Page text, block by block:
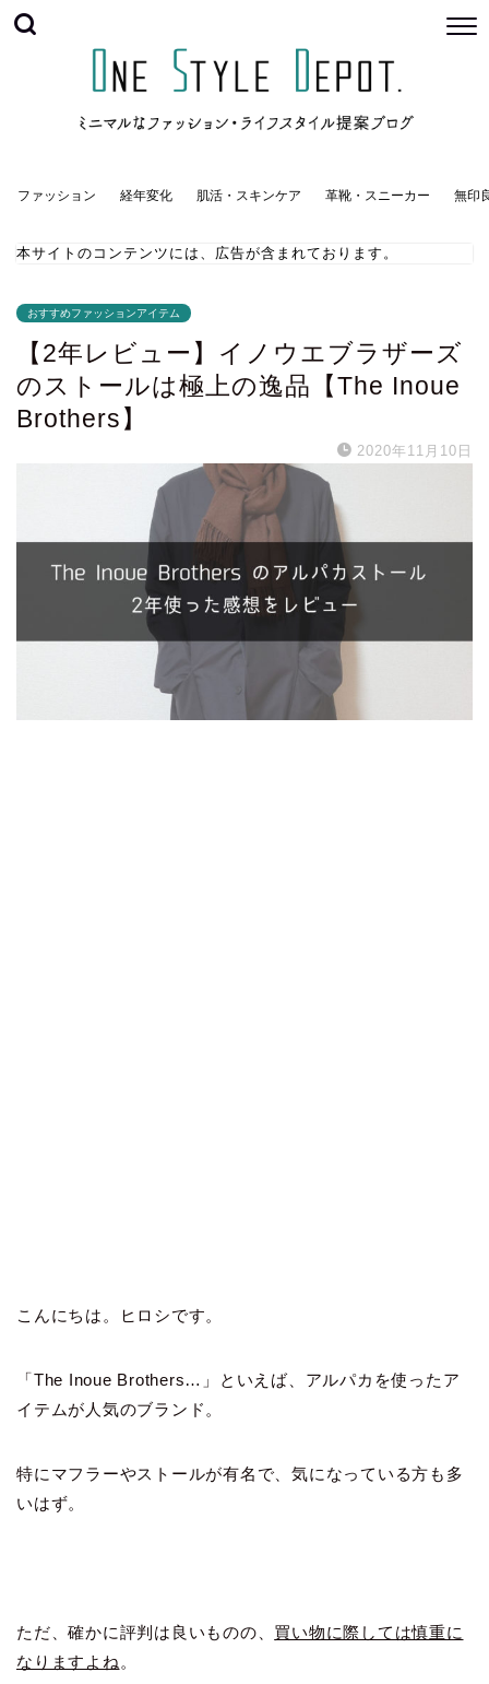
ファッション 経年変化 肌活・スキンケア 革靴・スニーカー 無印
本サイトのコンテンツには、広告が含まれております。
おすすめファッションアイテム
【2年レビュー】イノウエブラザーズ
のストールは極上の逸品【The Inoue
Brothers】
2020年11月10日
こんにちは。ヒロシです。
「The Inoue Brothers…」といえば、アルパカを使ったア
イテムが人気のブランド。
特にマフラーやストールが有名で、気になっている方も多
いはず。
ただ、確かに評判は良いものの、 買い物に際しては慎重に
なりますよね 。